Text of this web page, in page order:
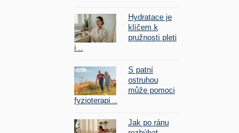
Hydratace je
klíčem k
pružnosti pleti
i ..
S patní
ostruhou
může pomoci
fyzioterapi ..
Jak po ránu